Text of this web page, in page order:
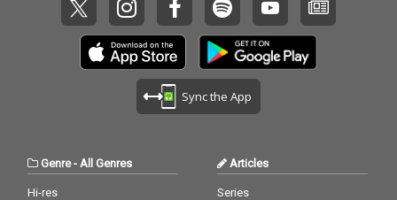
リスマスソングで最も
好きな楽曲で、歌とピ
アノだけのシンプルな
アンサンブルに。 珠玉
の3曲、是非ともお楽
ce & All Vocal : 織田か
ecording, Mixing, & Ma
stering : hana[SLOTH
STUDIO] Vocal Directio
リスマスソングで最も
好きな楽曲で、歌とピ
アノだけのシンプルな
アンサンブルに。 珠玉
の3曲、是非ともお楽
ce & All Vocal : 織田か
ecording, Mixing, & Ma
stering : hana[SLOTH
STUDIO] Vocal Directio
Sync the App
Genre- All Genres
Hi-res
Articles
Series